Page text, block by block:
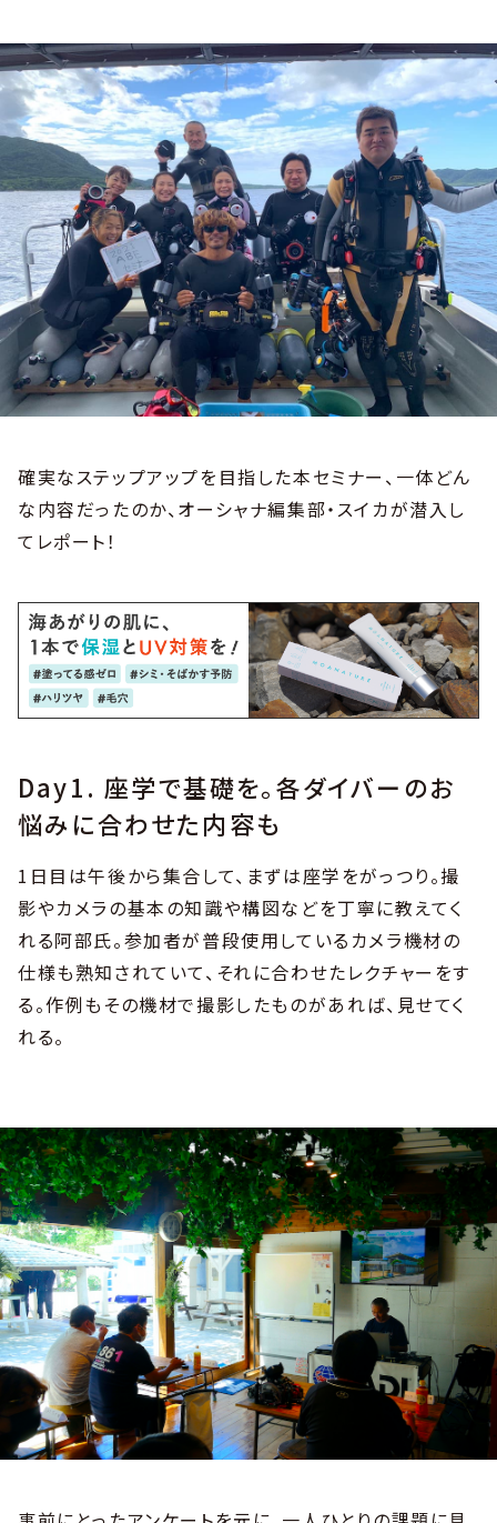
確実なステップアップを目指した本セミナー、一体どん
な内容だったのか、オーシャナ編集部・スイカが潜入し
てレポート！
Day1. 座学で基礎を。各ダイバーのお
悩みに合わせた内容も
1日目は午後から集合して、まずは座学をがっつり。撮
影やカメラの基本の知識や構図などを丁寧に教えてく
れる阿部氏。参加者が普段使用しているカメラ機材の
仕様も熟知されていて、それに合わせたレクチャーをす
る。作例もその機材で撮影したものがあれば、見せてく
れる。